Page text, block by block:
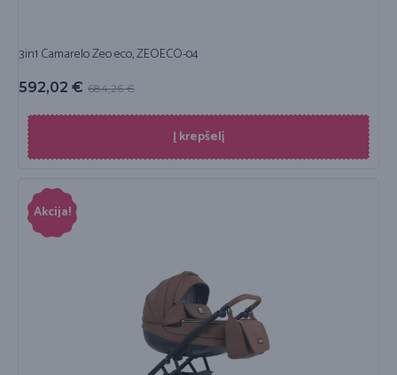
3in1 Camarelo Zeo eco, ZEOECO-04
684,26€
592,02 €
Į krepšelį
Akcija!